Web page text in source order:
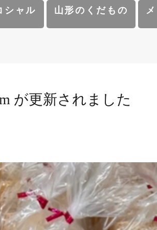
シャル 山形のくだもの
が更新されました